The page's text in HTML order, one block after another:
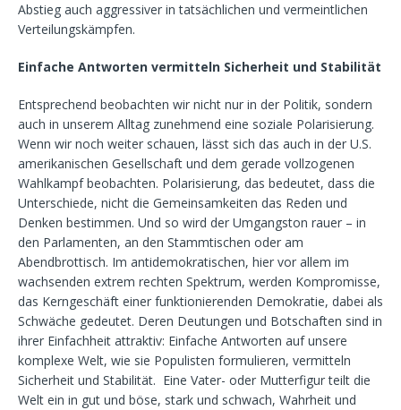
Abstieg auch aggressiver in tatsächlichen und vermeintlichen
Verteilungskämpfen.
Einfache Antworten vermitteln Sicherheit und Stabilität
Entsprechend beobachten wir nicht nur in der Politik, sondern
auch in unserem Alltag zunehmend eine soziale Polarisierung.
Wenn wir noch weiter schauen, lässt sich das auch in der U.S.
amerikanischen Gesellschaft und dem gerade vollzogenen
Wahlkampf beobachten. Polarisierung, das bedeutet, dass die
Unterschiede, nicht die Gemeinsamkeiten das Reden und
Denken bestimmen. Und so wird der Umgangston rauer – in
den Parlamenten, an den Stammtischen oder am
Abendbrottisch. Im antidemokratischen, hier vor allem im
wachsenden extrem rechten Spektrum, werden Kompromisse,
das Kerngeschäft einer funktionierenden Demokratie, dabei als
Schwäche gedeutet. Deren Deutungen und Botschaften sind in
ihrer Einfachheit attraktiv: Einfache Antworten auf unsere
komplexe Welt, wie sie Populisten formulieren, vermitteln
Sicherheit und Stabilität. Eine Vater- oder Mutterfigur teilt die
Welt ein in gut und böse, stark und schwach, Wahrheit und